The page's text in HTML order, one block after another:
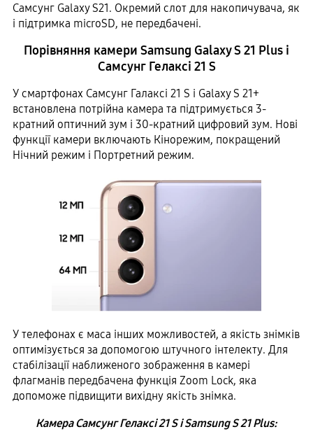
Самсунг Galaxy S21. Окремий слот для накопичувача, як
і підтримка microSD, не передбачені.
Порівняння камери Samsung Galaxy S 21 Plus і
Самсунг Гелаксі 21 S
У смартфонах Самсунг Галаксі 21 S і Galaxy S 21+
встановлена ​​потрійна камера та підтримується 3-
кратний оптичний зум і 30-кратний цифровий зум. Нові
функції камери включають Кінорежим, покращений
Нічний режим і Портретний режим.
У телефонах є маса інших можливостей, а якість знімків
оптимізується за допомогою штучного інтелекту. Для
стабілізації наближеного зображення в камері
флагманів передбачена функція Zoom Lock, яка
допоможе підвищити вихідну якість знімка.
Камера Самсунг Гелаксі 21 S і Samsung S 21 Plus: